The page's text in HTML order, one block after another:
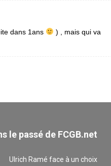
dans 1ans
) , mais qui va
le passé de FCGB.net
Ulrich Ramé face à un choix